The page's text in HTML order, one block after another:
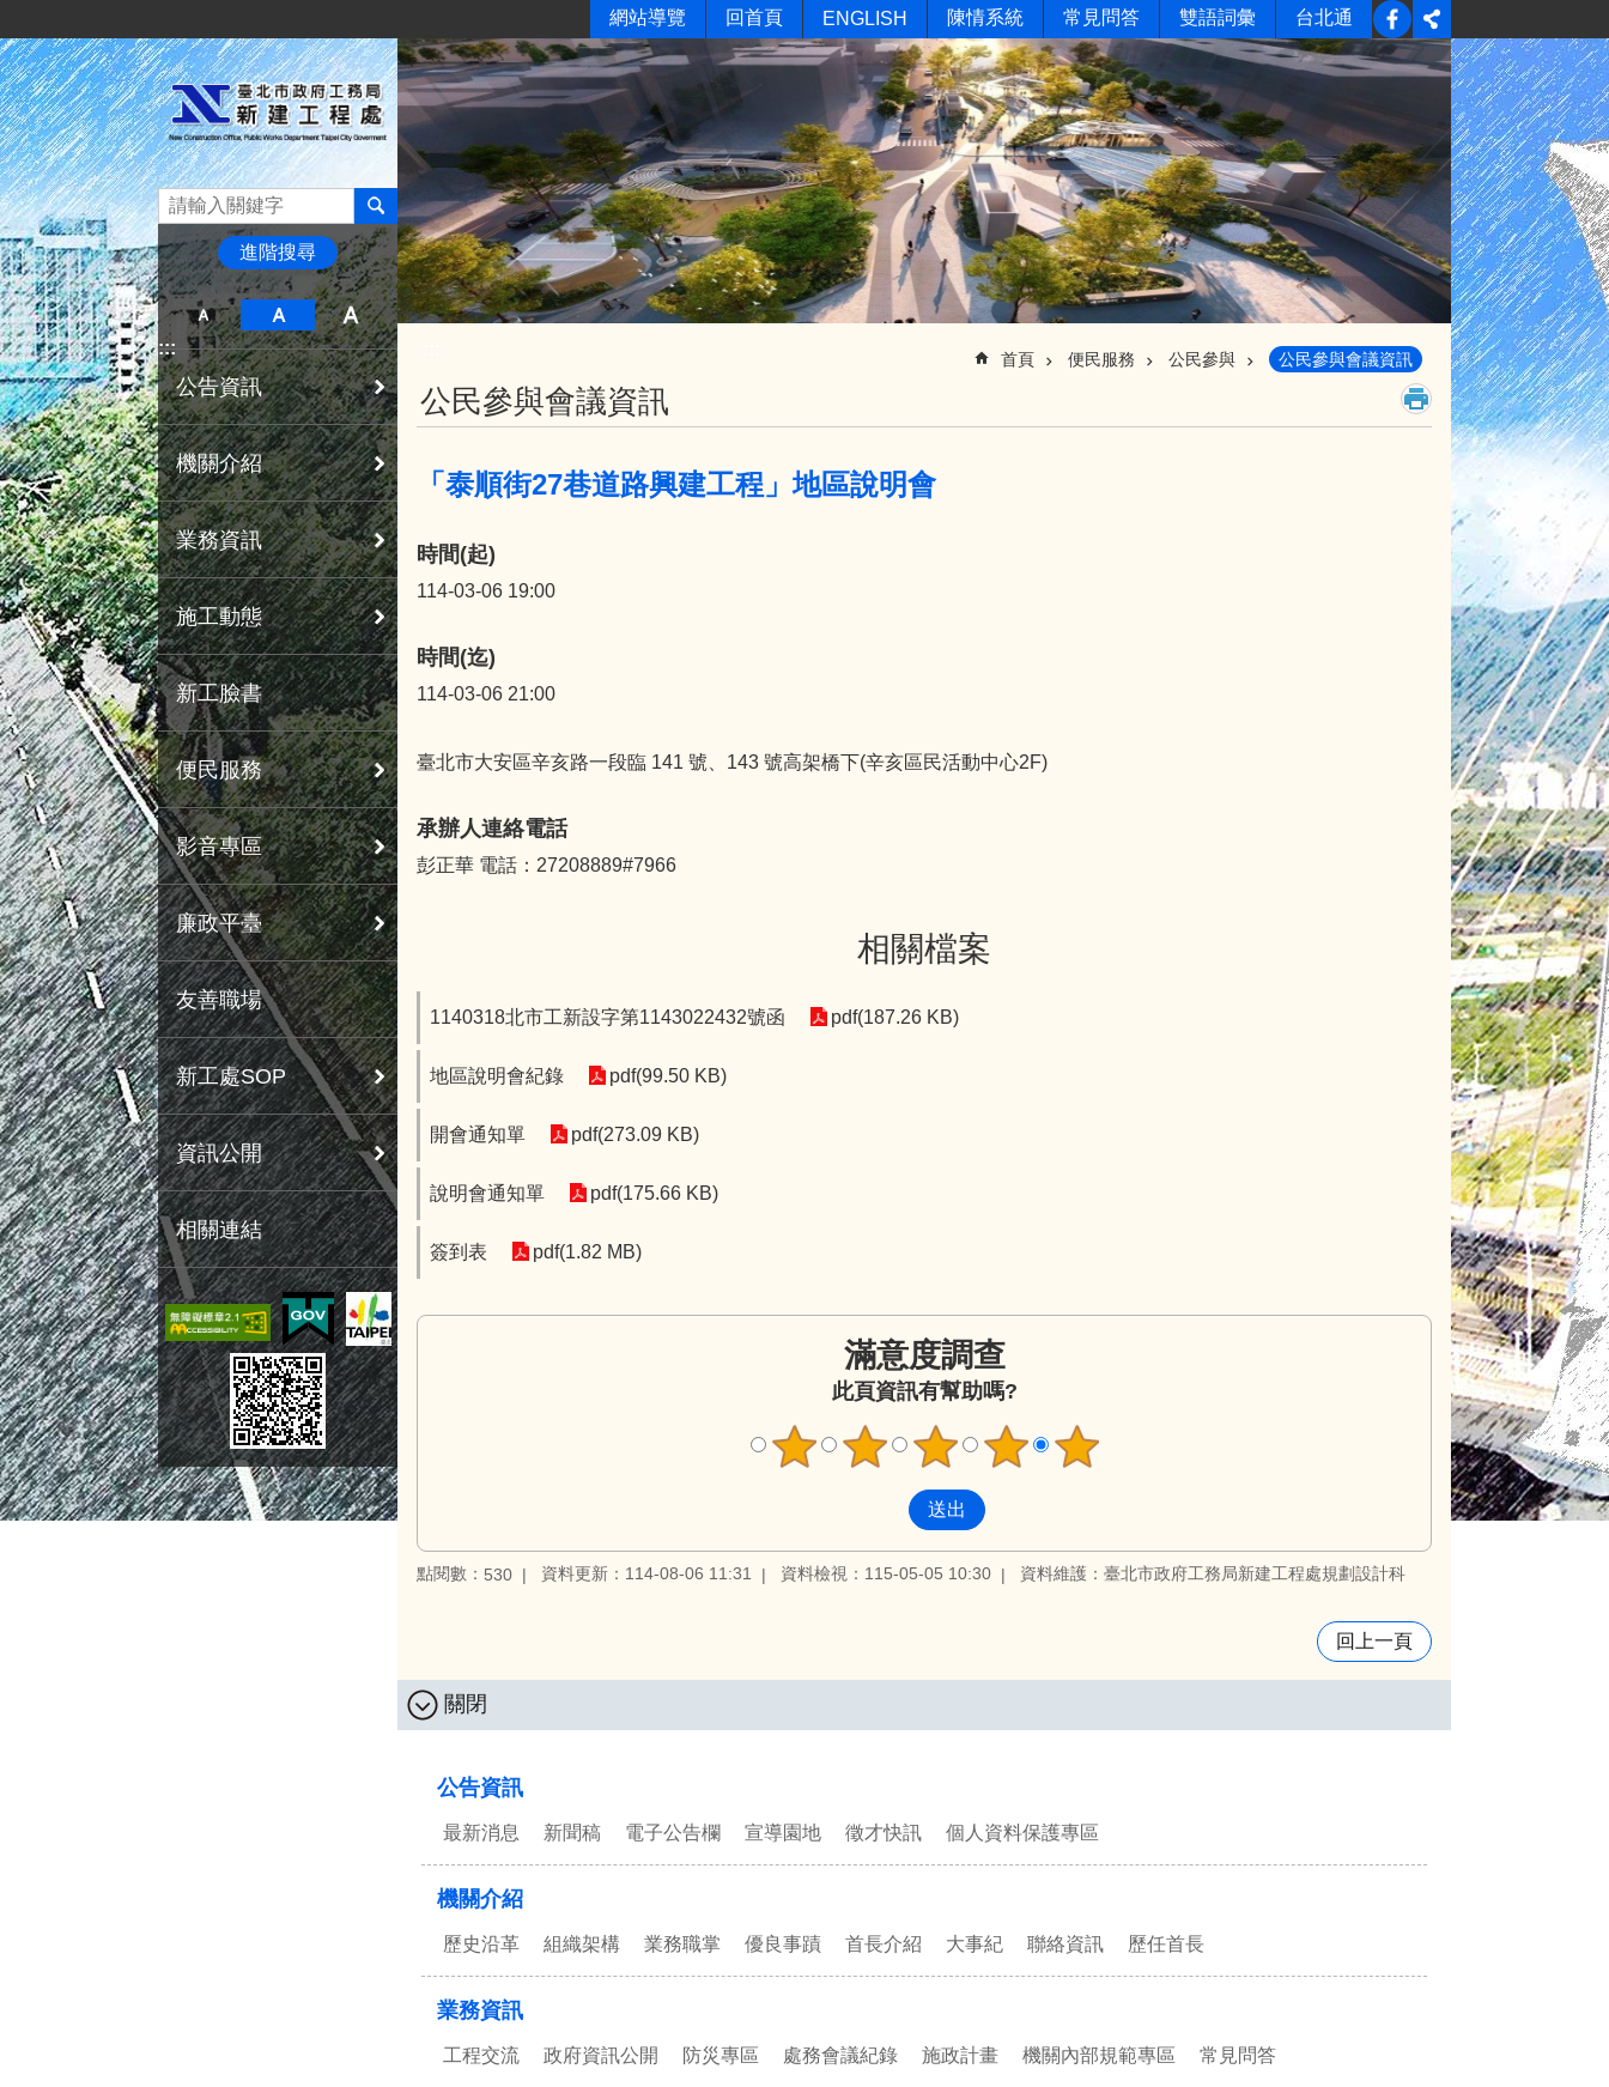
網站導覽 回首頁 ENGLISH 陳情系統 常見問答 雙語詞彙 台北通
進階搜尋
:::
公告資訊
機關介紹
業務資訊
施工動態
新工臉書
便民服務
影音專區
廉政平臺
友善職場
新工處SOP
資訊公開
相關連結
首頁 便民服務 公民參與 公民參與會議資訊
公民參與會議資訊
「泰順街27巷道路興建工程」地區說明會
時間(起)
114-03-06 19:00
時間(迄)
114-03-06 21:00
臺北市大安區辛亥路一段臨 141 號、143 號高架橋下(辛亥區民活動中心2F)
承辦人連絡電話
彭正華 電話：27208889#7966
相關檔案
1140318北市工新設字第1143022432號函 pdf(187.26 KB)
地區說明會紀錄 pdf(99.50 KB)
開會通知單 pdf(273.09 KB)
說明會通知單 pdf(175.66 KB)
簽到表 pdf(1.82 MB)
滿意度調查
此頁資訊有幫助嗎?
點閱數： 530 資料更新：114-08-06 11:31 資料檢視：115-05-05 10:30 資料維護：臺北市政府工務局新建工程處規劃設計科
回上一頁
關閉
公告資訊
最新消息 新聞稿 電子公告欄 宣導園地 徵才快訊 個人資料保護專區
機關介紹
歷史沿革 組織架構 業務職掌 優良事蹟 首長介紹 大事紀 聯絡資訊 歷任首長
業務資訊
工程交流 政府資訊公開 防災專區 處務會議紀錄 施政計畫 機關內部規範專區 常見問答